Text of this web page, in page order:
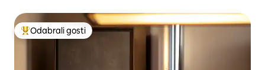
Među najviše rangiranima s oznakom „Odabrali gosti”
Odabrali gosti